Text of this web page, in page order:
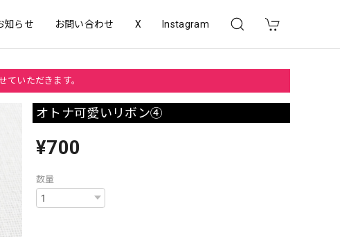
知らせ お問い合わせ X Instagram
いただきます。
オトナ可愛いリボン④
¥700
数量